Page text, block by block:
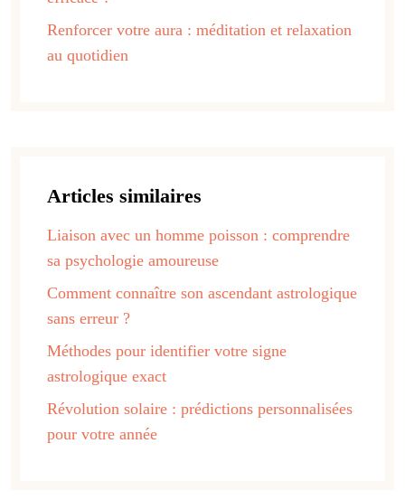
Renforcer votre aura : méditation et relaxation
au quotidien
Articles similaires
Liaison avec un homme poisson : comprendre
sa psychologie amoureuse
Comment connaître son ascendant astrologique
sans erreur ?
Méthodes pour identifier votre signe
astrologique exact
Révolution solaire : prédictions personnalisées
pour votre année